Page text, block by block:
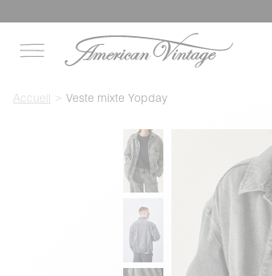
Accueil Veste mixte Yopday